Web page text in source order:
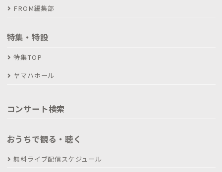
FROM編集部
特集・特設
特集TOP
ヤマハホール
コンサート検索
おうちで観る・聴く
無料ライブ配信スケジュール